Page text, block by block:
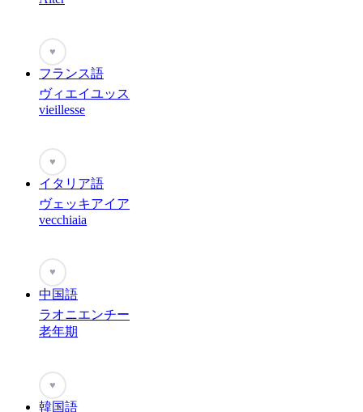
♥
フランス語
ヴィエイユッス
vieillesse
♥
イタリア語
ヴェッキアイア
vecchiaia
♥
中国語
ラオニエンチー
老年期
♥
韓国語